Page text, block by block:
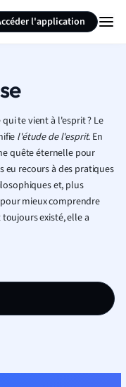
l'application
te vient à l'esprit ? Le
l'étude de l'esprit. En
quête éternelle pour
eu recours à des pratiques
et, plus
mieux comprendre
existé, elle a
Résumer la page